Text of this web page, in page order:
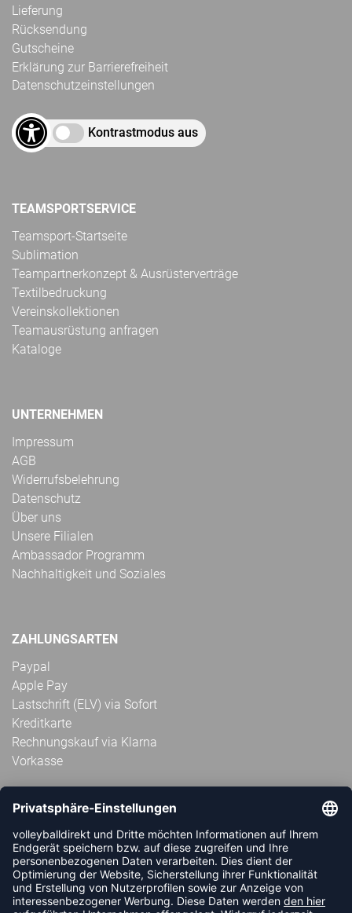
Lieferung
Rücksendung
Gutscheine
Erklärung zur Barrierefreiheit
Datenschutzeinstellungen
Kontrastmodus aus
TEAMSPORTSERVICE
Teamsport-Startseite
Sublimation
Teampartnerkonzept & Ausrüsterverträge
Textilbedruckung
Vereinskollektionen
Teamausrüstung anfragen
Kataloge
UNTERNEHMEN
Impressum
AGB
Widerrufsbelehrung
Datenschutz
Über uns
Unsere Filialen
Ambassador Programm
Nachhaltigkeit und Soziales
ZAHLUNGSARTEN
Paypal
Apple Pay
Lastschrift (ELV) via Sofort
Kreditkarte
Rechnungskauf via Klarna
Vorkasse
ABONNIERE JETZT DEN KOSTENLOSEN
VOLLEYBALLDIREKT-NEWSLETTER UND VERPASSE KEINE
NEUIGKEIT ODER AKTION MEHR.
JETZT ANMELDEN